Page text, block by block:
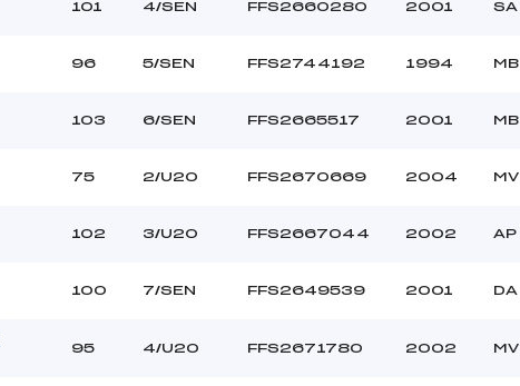
101 4/SEN FFS2660280 2001 SA
96 5/SEN FFS2744192 1994 MB
103 6/SEN FFS2665517 2001 MB
75 2/U20 FFS2670669 2004 MV
102 3/U20 FFS2667044 2002 AP
100 7/SEN FFS2649539 2001 DA
95 4/U20 FFS2671780 2002 MV